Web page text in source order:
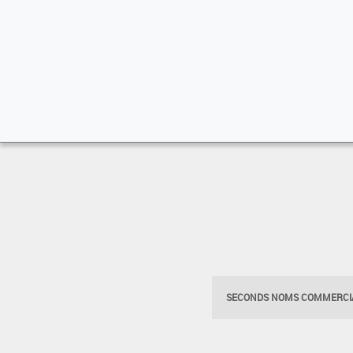
SECONDS NOMS